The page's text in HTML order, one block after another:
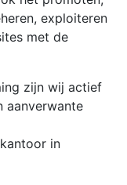
exploiteren
met de
zijn wij actief
aanverwante
in